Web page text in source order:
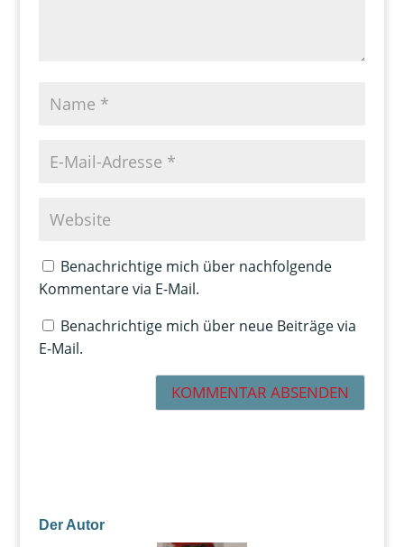
Benachrichtige mich über nachfolgende
Kommentare via E-Mail.
Benachrichtige mich über neue Beiträge via
E-Mail.
Der Autor